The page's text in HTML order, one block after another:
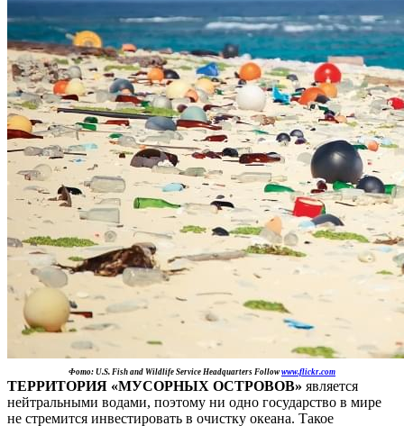
Фото: U.S. Fish and Wildlife Service Headquarters Follow www.flickr.com
ТЕРРИТОРИЯ «МУСОРНЫХ ОСТРОВОВ» является
нейтральными водами, поэтому ни одно государство в мире
не стремится инвестировать в очистку океана. Такое